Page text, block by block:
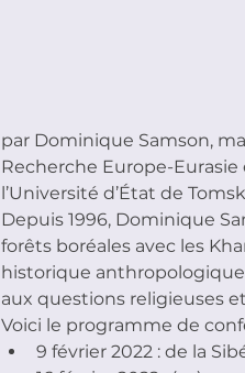
par Dominique Samson,
Recherche Europe-
l’Université d’État de
Depuis 1996, Dominique
forêts boréales avec les
historique
aux questions religieuses
Voici le programme de
9 février 2022 : de la